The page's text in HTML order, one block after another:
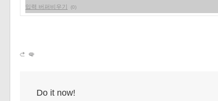
입력 버퍼비우기 (0)
Do it now!